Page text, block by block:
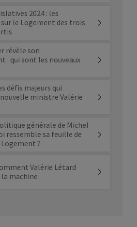
2024 : les
le Logement des trois
révèle son
: qui sont les nouveaux
défis majeurs qui
ministre Valérie
générale de Michel
ressemble sa feuille de
?
Valérie Létard
machine